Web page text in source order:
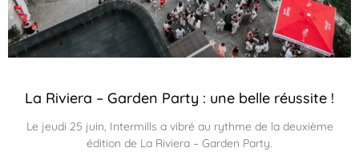
La Riviera – Garden Party : une belle réussite !
Le jeudi 25 juin, Intermills a vibré au rythme de la deuxième
édition de La Riviera – Garden Party.